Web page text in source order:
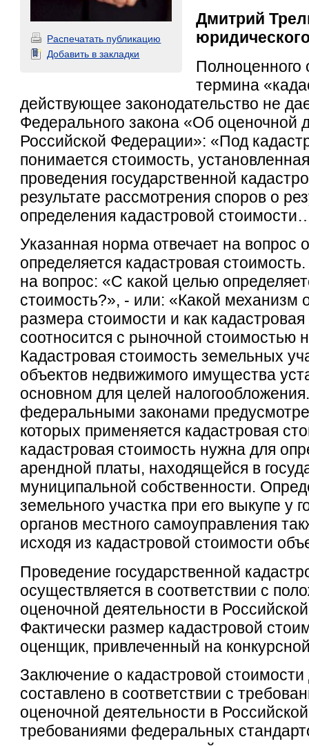
Распечатать публикацию
Добавить в закладки
Дмитрий
Полноценного
термина
действующее законодательство не
Федерального закона «Об оценочной
Российской Федерации»: «Под
понимается стоимость,
проведения государственной
результате рассмотрения споров о
определения кадастровой
Указанная норма отвечает на вопрос
определяется кадастровая
на вопрос: «С какой целью
стоимость?», - или: «Какой механизм
размера стоимости и как
соотносится с рыночной стоимостью
Кадастровая стоимость земельных
объектов недвижимого имущества
основном для целей
федеральными законами
которых применяется кадастровая
кадастровая стоимость нужна для
арендной платы, находящейся в
муниципальной собственности.
земельного участка при его выкупе у
органов местного самоуправления
исходя из кадастровой стоимости
Проведение государственной
осуществляется в соответствии с
оценочной деятельности в
Фактически размер кадастровой
оценщик, привлеченный на
Заключение о кадастровой
составлено в соответствии с
оценочной деятельности в
требованиями федеральных